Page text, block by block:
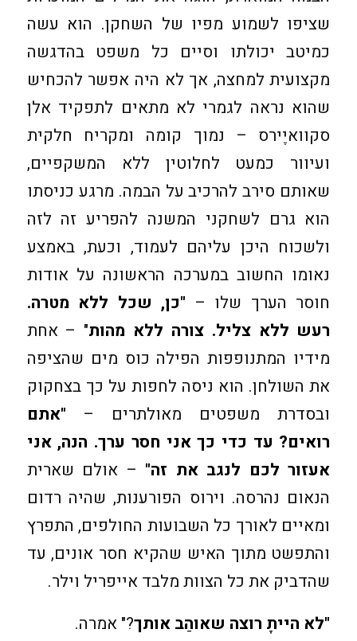
שציפו לשמוע מפיו של השחקן. הוא עשה
כמיטב יכולתו וסיים כל משפט בהדגשה
מקצועית למחצה, אך לא היה אפשר להכחיש
שהוא נראה לגמרי לא מתאים לתפקיד אלן
סקוואיֶירס – נמוך קומה ומקריח חלקית
ועיוור כמעט לחלוטין ללא המשקפיים,
שאותם סירב להרכיב על הבמה. מרגע כניסתו
הוא גרם לשחקני המשנה להפריע זה לזה
ולשכוח היכן עליהם לעמוד, וכעת, באמצע
נאומו החשוב במערכה הראשונה על אודות
חוסר הערך שלו – "כן, שכל ללא מטרה.
רעש ללא צליל. צורה ללא מהות" – אחת
מידיו המתנופפות הפילה כוס מים שהציפה
את השולחן. הוא ניסה לחפות על כך בצחקוק
ובסדרת משפטים מאולתרים – "אתם
רואים? עד כדי כך אני חסר ערך. הנה, אני
אעזור לכם לנגב את זה" – אולם שארית
הנאום נהרסה. וירוס הפורענות, שהיה רדום
ומאיים לאורך כל השבועות החולפים, התפרץ
והתפשט מתוך האיש שהקיא חסר אונים, עד
שהדביק את כל הצוות מלבד אייפריל וילר.
"לא הייתָ רוצה שאוהַב אותך?" אמרה.